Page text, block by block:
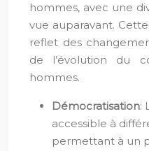
hommes, avec une
vue auparavant.
reflet des
de l’évolution du
hommes.
Démocratisation:
accessible à
permettant à un